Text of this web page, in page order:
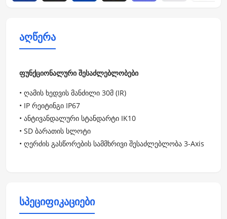
აღწერა
ფუნქციონალური შესაძლებლობები
• ღამის ხედვის მანძილი 30მ (IR)
• IP რეიტინგი IP67
• ანტივანდალური სტანდარტი IK10
• SD ბარათის სლოტი
• ღერძის გასწორების სამმხრივი შესაძლებლობა 3-Axis
სპეციფიკაციები